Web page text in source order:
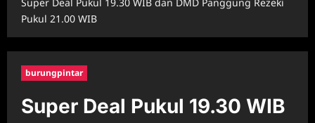
Pukul 21.00 WIB
burungpintar
Super Deal Pukul 19.30 WIB